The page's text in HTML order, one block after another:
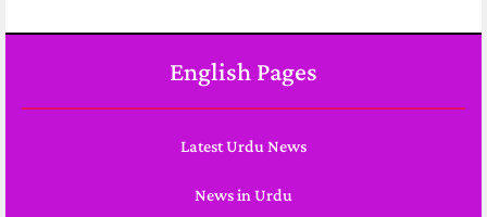
English Pages
Latest Urdu News
News in Urdu